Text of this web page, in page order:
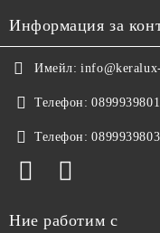
Информация за
Имейл:
Телефон: 0899939801
Телефон: 0899939803
Ние работим с